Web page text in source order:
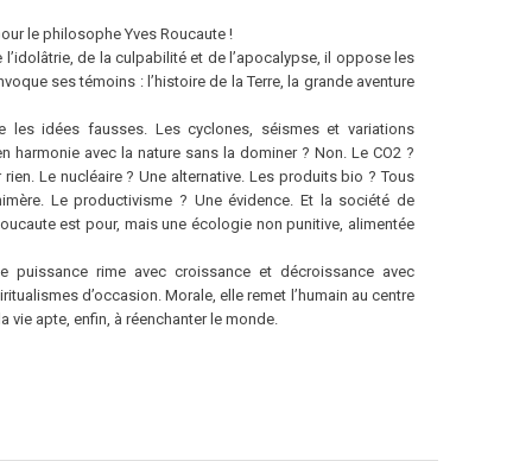
le philosophe Yves Roucaute !
de la culpabilité et de l’apocalypse, il oppose les
ses témoins : l’histoire de la Terre, la grande aventure
les idées fausses. Les cyclones, séismes et variations
harmonie avec la nature sans la dominer ? Non. Le CO2 ?
Le nucléaire ? Une alternative. Les produits bio ? Tous
Le productivisme ? Une évidence. Et la société de
est pour, mais une écologie non punitive, alimentée
puissance rime avec croissance et décroissance avec
d’occasion. Morale, elle remet l’humain au centre
vie apte, enfin, à réenchanter le monde.